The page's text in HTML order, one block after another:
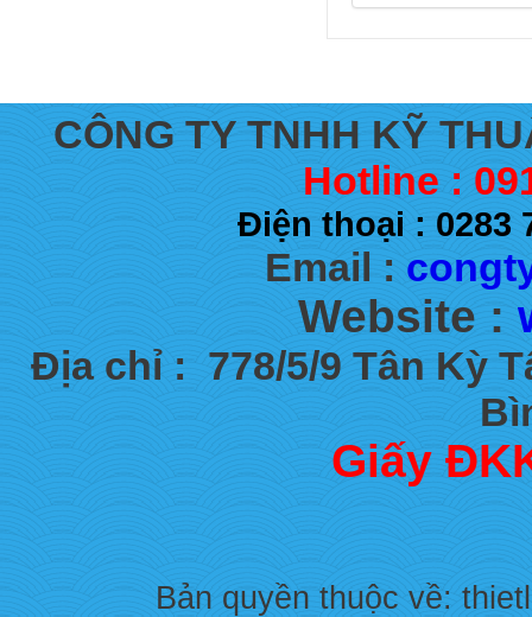
CÔNG TY TNHH KỸ
Hotline :
Điện thoại :
Email :
Website :
Địa chỉ : 778/5/9 Tân Kỳ
Giấy
Bản quyền thuộc về: